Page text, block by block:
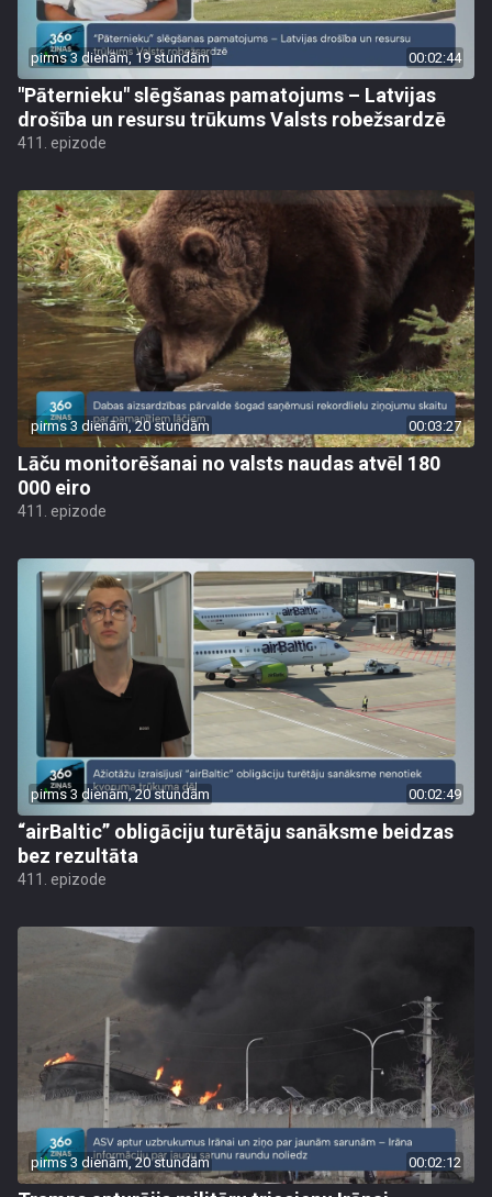
pirms 3 dienām, 19 stundām 00:02:44
"Pāternieku" slēgšanas pamatojums – Latvijas
drošība un resursu trūkums Valsts robežsardzē
411. epizode
pirms 3 dienām, 20 stundām 00:03:27
Lāču monitorēšanai no valsts naudas atvēl 180
000 eiro
411. epizode
pirms 3 dienām, 20 stundām 00:02:49
“airBaltic” obligāciju turētāju sanāksme beidzas
bez rezultāta
411. epizode
pirms 3 dienām, 20 stundām 00:02:12